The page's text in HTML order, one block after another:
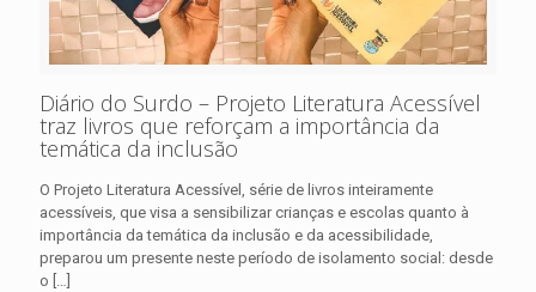
Diário do Surdo – Projeto Literatura Acessível
traz livros que reforçam a importância da
temática da inclusão
O Projeto Literatura Acessível, série de livros inteiramente
acessíveis, que visa a sensibilizar crianças e escolas quanto à
importância da temática da inclusão e da acessibilidade,
preparou um presente neste período de isolamento social: desde
o […]